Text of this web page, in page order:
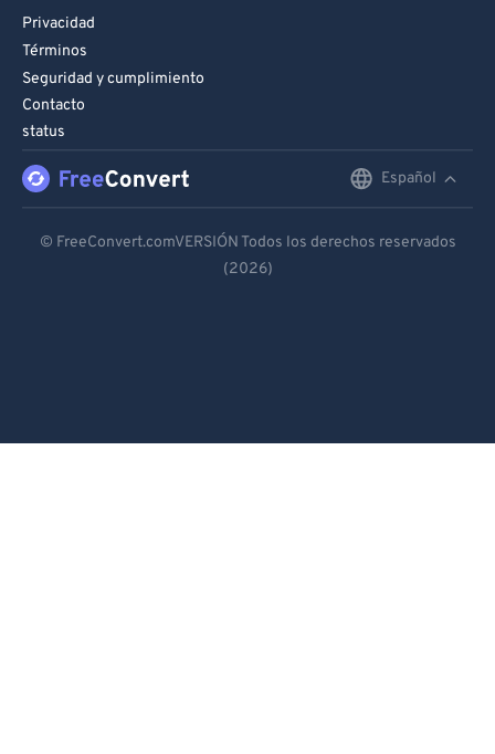
Privacidad
Términos
Seguridad y cumplimiento
Contacto
status
Español
Español
© FreeConvert.comVERSIÓN Todos los derechos reservados
(2026)